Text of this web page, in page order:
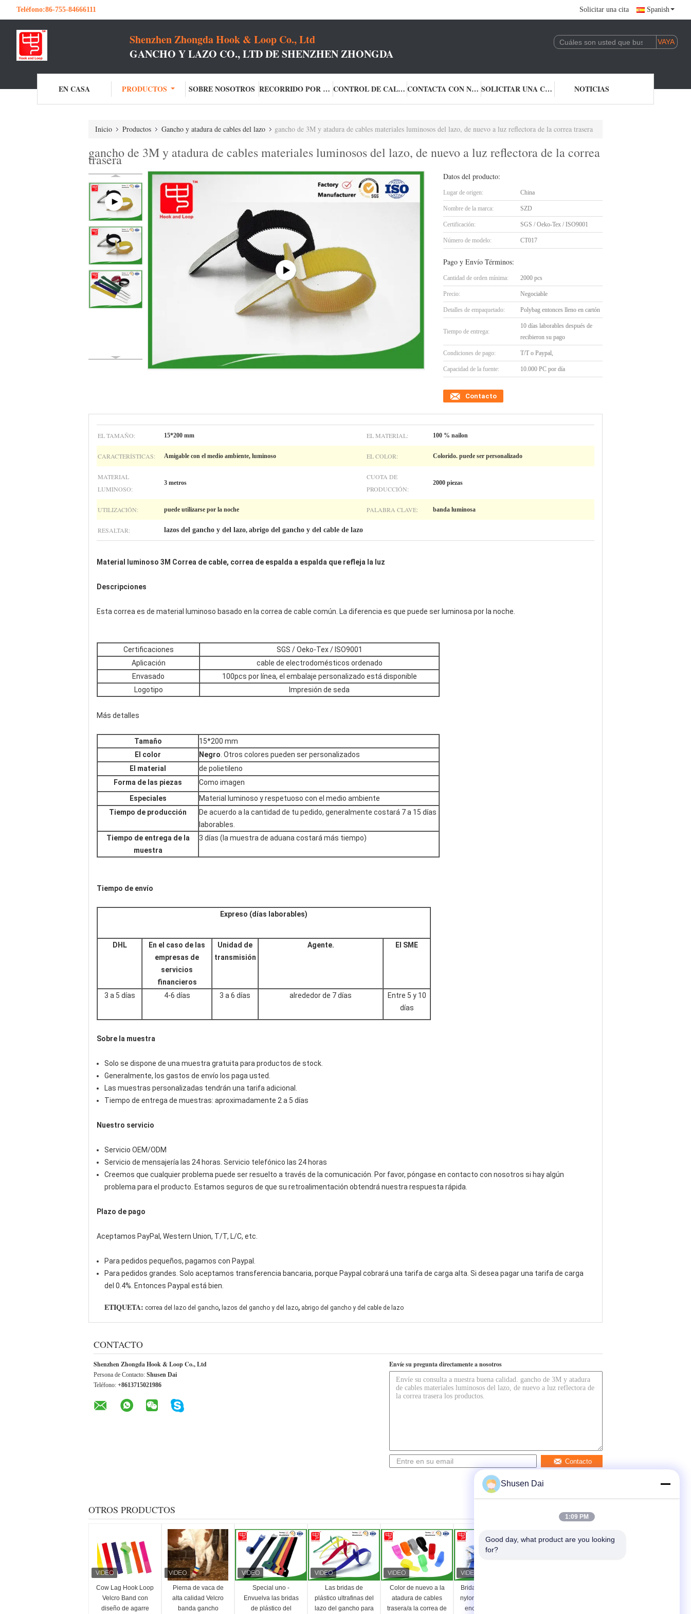
Teléfono:86-755-84666111 Solicitar una cita Spanish
Shenzhen Zhongda Hook & Loop Co., Ltd
GANCHO Y LAZO CO., LTD DE SHENZHEN ZHONGDA
EN CASA PRODUCTOS SOBRE NOSOTROS RECORRIDO POR LA FÁBRICA CONTROL DE CALIDAD CONTACTA CON NOSOTROS SOLICITAR UNA CITA NOTICIAS
Inicio Productos Gancho y atadura de cables del lazo gancho de 3M y atadura de cables materiales luminosos del lazo, de nuevo a luz reflectora de la correa trasera
gancho de 3M y atadura de cables materiales luminosos del lazo, de nuevo a luz reflectora de la correa
trasera
Datos del producto:
Lugar de origen: China
Nombre de la marca: SZD
Certificación: SGS / Oeko-Tex / ISO9001
Número de modelo: CT017
Pago y Envío Términos:
Cantidad de orden mínima: 2000 pcs
Precio: Negociable
Detalles de empaquetado: Polybag entonces lleno en cartón
Tiempo de entrega:
10 días laborables después de
recibieron su pago
Condiciones de pago: T/T o Paypal,
Capacidad de la fuente: 10.000 PC por día
Contacto
EL TAMAÑO: 15*200 mm EL MATERIAL: 100 % nailon
CARACTERÍSTICAS: Amigable con el medio ambiente, luminoso EL COLOR: Colorido. puede ser personalizado
MATERIAL
LUMINOSO:
3 metros
CUOTA DE
PRODUCCIÓN:
2000 piezas
UTILIZACIÓN: puede utilizarse por la noche PALABRA CLAVE: banda luminosa
RESALTAR: lazos del gancho y del lazo, abrigo del gancho y del cable de lazo
Material luminoso 3M Correa de cable, correa de espalda a espalda que refleja la luz
Descripciones
Esta correa es de material luminoso basado en la correa de cable común. La diferencia es que puede ser luminosa por la noche.
Certificaciones
SGS / Oeko-Tex / ISO9001
Aplicación
cable de electrodomésticos ordenado
Envasado
100pcs por línea, el embalaje personalizado está disponible
Logotipo
Impresión de seda
Más detalles
Tamaño
15*200 mm
El color
Negro . Otros colores pueden ser personalizados
El material
de polietileno
Forma de las piezas
Como imagen
Especiales
Material luminoso y respetuoso con el medio ambiente
Tiempo de producción
De acuerdo a la cantidad de tu pedido, generalmente costará 7 a 15 días
laborables.
Tiempo de entrega de la
muestra
3 días (la muestra de aduana costará más tiempo)
Tiempo de envío
Expreso (días laborables)
DHL
En el caso de las
empresas de
servicios
financieros
Unidad de
transmisión
Agente. El SME
3 a 5 días 4-6 días 3 a 6 días alrededor de 7 días
Entre 5 y 10
días
Sobre la muestra
Solo se dispone de una muestra gratuita para productos de stock.
Generalmente, los gastos de envío los paga usted.
Las muestras personalizadas tendrán una tarifa adicional.
Tiempo de entrega de muestras: aproximadamente 2 a 5 días
Nuestro servicio
Servicio OEM/ODM
Servicio de mensajería las 24 horas. Servicio telefónico las 24 horas
Creemos que cualquier problema puede ser resuelto a través de la comunicación. Por favor, póngase en contacto con nosotros si hay algún
problema para el producto. Estamos seguros de que su retroalimentación obtendrá nuestra respuesta rápida.
Plazo de pago
Aceptamos PayPal, Western Union, T/T, L/C, etc.
Para pedidos pequeños, pagamos con Paypal.
Para pedidos grandes. Solo aceptamos transferencia bancaria, porque Paypal cobrará una tarifa de carga alta. Si desea pagar una tarifa de carga
del 0.4%. Entonces Paypal está bien.
ETIQUETA: correa del lazo del gancho, lazos del gancho y del lazo, abrigo del gancho y del cable de lazo
CONTACTO
Shenzhen Zhongda Hook & Loop Co., Ltd
Persona de Contacto: Shusen Dai
Teléfono: +8613715021986
Envíe su pregunta directamente a nosotros
Contacto
OTROS PRODUCTOS
Cow Lag Hook Loop
Velcro Band con
diseño de agarre
Pierna de vaca de
alta calidad Velcro
banda gancho
Special uno -
Envuelva las bridas
de plástico del
Las bridas de
plástico ultrafinas del
lazo del gancho para
Color de nuevo a la
atadura de cables
trasera/a la correa de
Bridas de plástico de
nylon reutilizables de
encargo/bridas de
Shusen Dai
1:09 PM
Good day, what product are you looking
for?